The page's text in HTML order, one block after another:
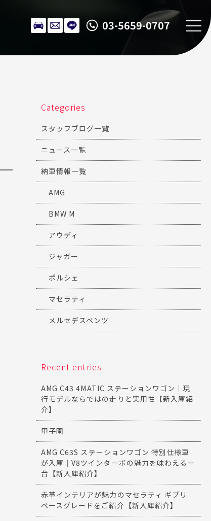
03-5659-0707
Categories
スタッフブログ一覧
ニュース一覧
納車情報一覧
AMG
BMW M
アウディ
ジャガー
ポルシェ
マセラティ
メルセデスベンツ
Recent entries
AMG C43 4MATIC ステーションワゴン｜現
行モデルならではの走りと実用性【新入庫紹
介】
甲子園
AMG C63S ステーションワゴン 特別仕様車
が入庫｜V8ツインターボの魅力を味わえる一
台【新入庫紹介】
赤革インテリアが魅力のマセラティ ギブリ
ベースグレードをご紹介【新入庫紹介】